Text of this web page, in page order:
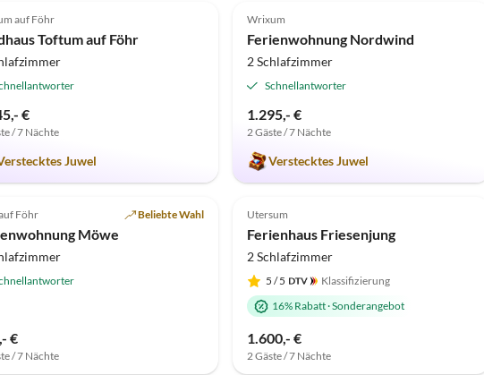
auf Föhr
Toftum auf Föhr
€
/ 7 Nächte
Juwel
Wrixum
Ferienwohnung Nordwind
2 Schlafzimmer
Schnellantworter
1.295,- €
2 Gäste / 7 Nächte
Verstecktes Juwel
3.5 (1)
Föhr Beliebte Wahl
Möwe
€
/ 7 Nächte
Top-Inserat
Utersum
Ferienhaus Friesenjung
2 Schlafzimmer
5 / 5
Klassifizierung
16% Rabatt·Sonderangebot
1.600,- €
2 Gäste / 7 Nächte